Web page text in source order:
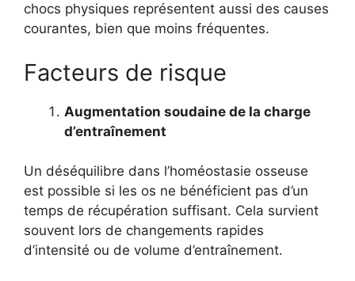
chocs physiques représentent aussi des causes
courantes, bien que moins fréquentes.
Facteurs de risque
Augmentation soudaine de la charge
d’entraînement
Un déséquilibre dans l’homéostasie osseuse
est possible si les os ne bénéficient pas d’un
temps de récupération suffisant. Cela survient
souvent lors de changements rapides
d’intensité ou de volume d’entraînement.